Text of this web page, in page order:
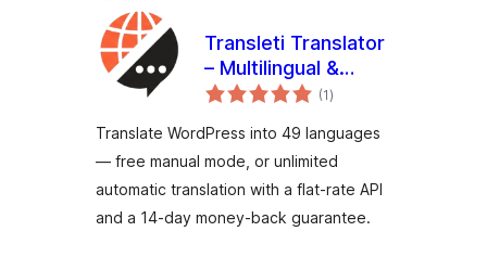
Transleti Translator
– Multilingual &
Automatic
(1個
の
価
)
Translate WordPress into 49 languages
— free manual mode, or unlimited
automatic translation with a flat-rate API
and a 14-day money-back guarantee.